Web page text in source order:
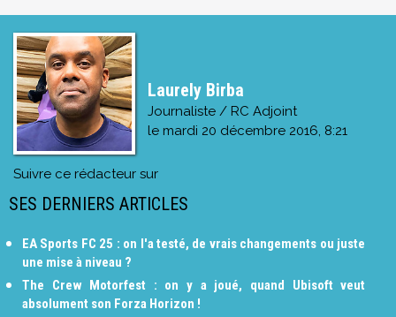
Laurely Birba
Journaliste / RC Adjoint
le mardi 20 décembre 2016, 8:21
Suivre ce rédacteur sur
SES DERNIERS ARTICLES
EA Sports FC 25 : on l'a testé, de vrais changements ou juste
une mise à niveau ?
The Crew Motorfest : on y a joué, quand Ubisoft veut
absolument son Forza Horizon !